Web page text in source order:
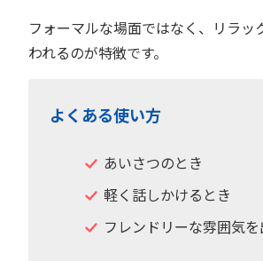
フォーマルな場面ではなく、リラッ
われるのが特徴です。
よくある使い方
あいさつのとき
軽く話しかけるとき
フレンドリーな雰囲気